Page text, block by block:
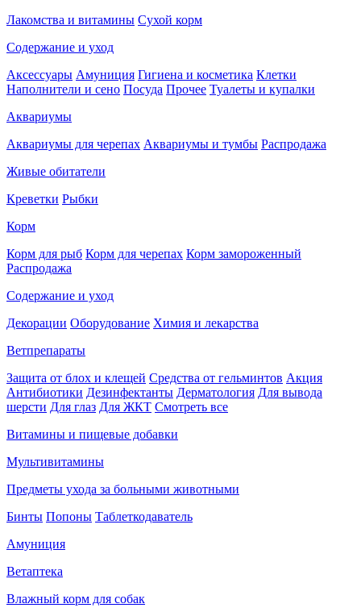
Лакомства и витамины Сухой корм
Содержание и уход
Аксессуары Амуниция Гигиена и косметика Клетки
Наполнители и сено Посуда Прочее Туалеты и купалки
Аквариумы
Аквариумы для черепах Аквариумы и тумбы Распродажа
Живые обитатели
Креветки Рыбки
Корм
Корм для рыб Корм для черепах Корм замороженный
Распродажа
Содержание и уход
Декорации Оборудование Химия и лекарства
Ветпрепараты
Защита от блох и клещей Средства от гельминтов Акция
Антибиотики Дезинфектанты Дерматология Для вывода
шерсти Для глаз Для ЖКТ Смотреть все
Витамины и пищевые добавки
Мультивитамины
Предметы ухода за больными животными
Бинты Попоны Таблеткодаватель
Амуниция
Ветаптека
Влажный корм для собак